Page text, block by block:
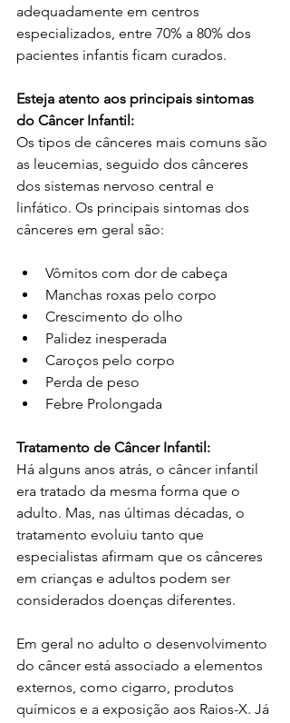
adequadamente em centros
especializados, entre 70% a 80% dos
pacientes infantis ficam curados.
Esteja atento aos principais sintomas
do Câncer Infantil:
Os tipos de cânceres mais comuns são
as leucemias, seguido dos cânceres
dos sistemas nervoso central e
linfático. Os principais sintomas dos
cânceres em geral são:
Vômitos com dor de cabeça
Manchas roxas pelo corpo
Crescimento do olho
Palidez inesperada
Caroços pelo corpo
Perda de peso
Febre Prolongada
Tratamento de Câncer Infantil:
Há alguns anos atrás, o câncer infantil
era tratado da mesma forma que o
adulto. Mas, nas últimas décadas, o
tratamento evoluiu tanto que
especialistas afirmam que os cânceres
em crianças e adultos podem ser
considerados doenças diferentes.
Em geral no adulto o desenvolvimento
do câncer está associado a elementos
externos, como cigarro, produtos
químicos e a exposição aos Raios-X. Já